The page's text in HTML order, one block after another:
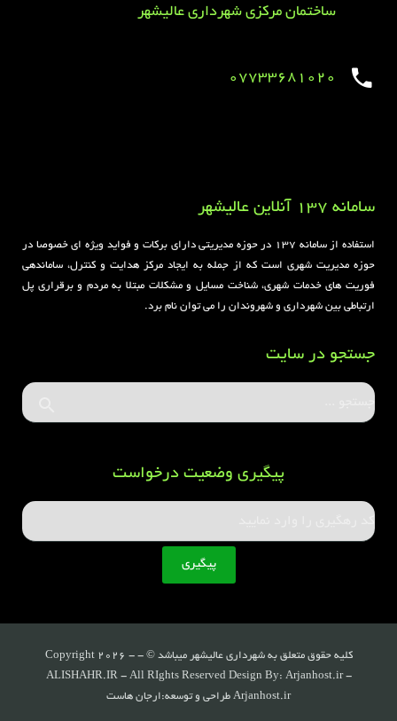
ساختمان مرکزی شهرداری عالیشهر
07733681020
سامانه 137 آنلاین عالیشهر
استفاده از سامانه ۱۳۷ در حوزه مدیریتی دارای برکات و فواید ویژه ای خصوصا در
حوزه مدیریت شهری است که از جمله به ایجاد مرکز هدایت و کنترل، ساماندهی
فوریت های خدمات شهری، شناخت مسایل و مشکلات مبتلا به مردم و برقراری پل
ارتباطی بین شهرداری و شهروندان را می توان نام برد.
جستجو در سایت
پیگیری وضعیت درخواست
کلیه حقوق متعلق به شهرداری عالیشهر میباشد © - Copyright 2026 -
ALISHAHR.IR - All RIghts Reserved Design By: Arjanhost.ir -
Arjanhost.ir طراحی و توسعه:ارجان هاست